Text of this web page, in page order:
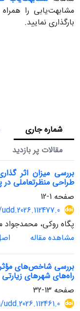
مشابهت‌یابی را
بارگذاری نمایید.
شماره جاری
مقالات پر بازدید
بررسی میزان اثر
طراحی منظرتعاملی
صفحه 1-12
پگاه روکی، محمدجواد
مشاهده مقاله
بررسی شاخص‌های مؤثر
راه‌های شهر‌های زیارتی
صفحه 13-32